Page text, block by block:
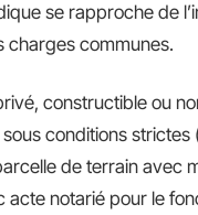
se rapproche de
charges communes.
constructible ou
conditions
de terrain avec
acte notarié pour le